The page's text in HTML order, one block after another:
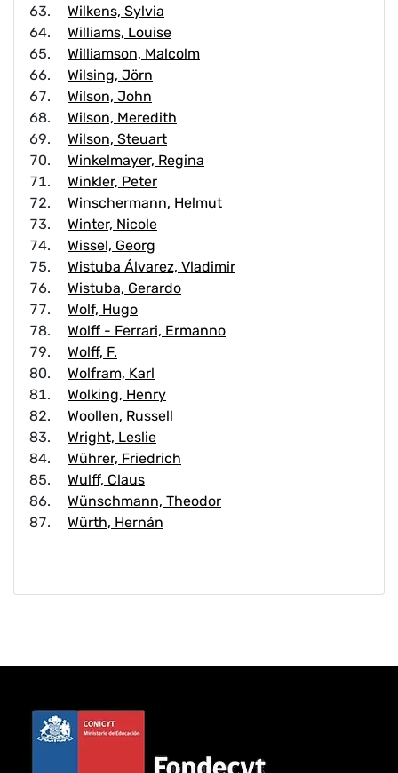
Wilkens, Sylvia
Williams, Louise
Williamson, Malcolm
Wilsing, Jörn
Wilson, John
Wilson, Meredith
Wilson, Steuart
Winkelmayer, Regina
Winkler, Peter
Winschermann, Helmut
Winter, Nicole
Wissel, Georg
Wistuba Álvarez, Vladimir
Wistuba, Gerardo
Wolf, Hugo
Wolff - Ferrari, Ermanno
Wolff, F.
Wolfram, Karl
Wolking, Henry
Woollen, Russell
Wright, Leslie
Wührer, Friedrich
Wulff, Claus
Wünschmann, Theodor
Würth, Hernán